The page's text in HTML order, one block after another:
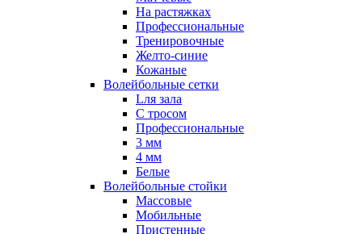
На растяжках
Профессиональные
Тренировочные
Желто-синие
Кожаные
Волейбольные сетки
Lля зала
C тросом
Профессиональные
3 мм
4 мм
Белые
Волейбольные стойки
Массовые
Мобильные
Пристенные